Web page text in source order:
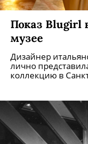
Показ Blugirl
музее
Дизайнер
лично
коллекцию в